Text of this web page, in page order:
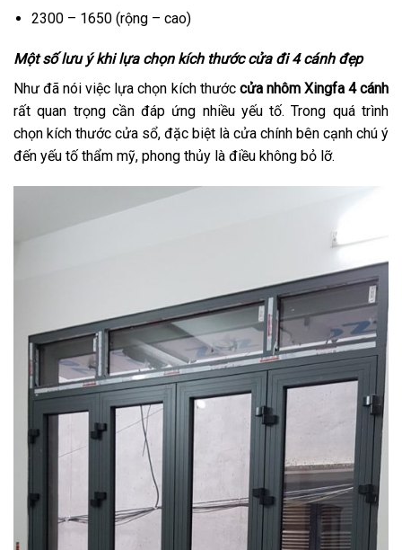
2300 – 1650 (rộng – cao)
Một số lưu ý khi lựa chọn kích thước cửa đi 4 cánh đẹp
Như đã nói việc lựa chọn kích thước cửa nhôm Xingfa 4 cánh
rất quan trọng cần đáp ứng nhiều yếu tố. Trong quá trình
chọn kích thước cửa sổ, đặc biệt là cửa chính bên cạnh chú ý
đến yếu tố thẩm mỹ, phong thủy là điều không bỏ lỡ.